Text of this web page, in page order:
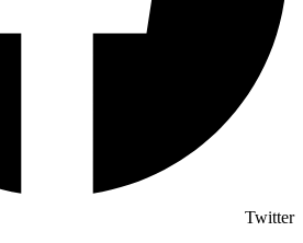
Twitter